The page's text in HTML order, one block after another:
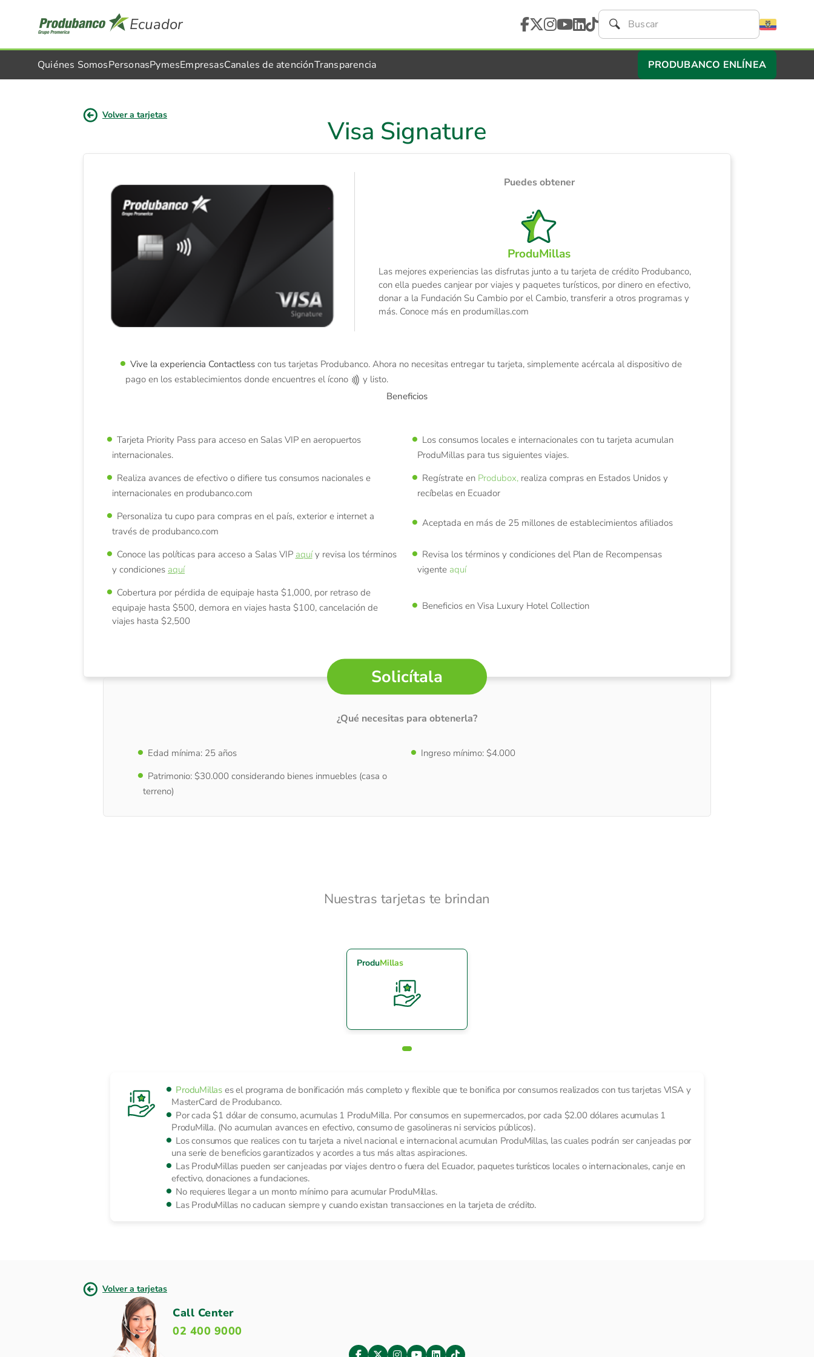
Ecuador
Quiénes SomosPersonasPymesEmpresasCanales de atenciónTransparencia PRODUBANCO ENLÍNEA
Volver a tarjetas
Visa Signature
Puedes obtener
ProduMillas
Las mejores experiencias las disfrutas junto a tu tarjeta de crédito Produbanco,
con ella puedes canjear por viajes y paquetes turísticos, por dinero en efectivo,
donar a la Fundación Su Cambio por el Cambio, transferir a otros programas y
más. Conoce más en produmillas.com
Vive la experiencia Contactless con tus tarjetas Produbanco. Ahora no necesitas entregar tu tarjeta, simplemente acércala al dispositivo de
pago en los establecimientos donde encuentres el ícono
y listo.
Beneficios
Tarjeta Priority Pass para acceso en Salas VIP en aeropuertos
internacionales.
Los consumos locales e internacionales con tu tarjeta acumulan
ProduMillas para tus siguientes viajes.
Realiza avances de efectivo o difiere tus consumos nacionales e
internacionales en produbanco.com
Regístrate en Produbox,realiza compras en Estados Unidos y
recíbelas en Ecuador
Personaliza tu cupo para compras en el país, exterior e internet a
través de produbanco.com
Aceptada en más de 25 millones de establecimientos afiliados
Conoce las políticas para acceso a Salas VIP aquíy revisa los términos
y condiciones aquí
Revisa los términos y condiciones del Plan de Recompensas
vigente aquí
Cobertura por pérdida de equipaje hasta $1,000, por retraso de
equipaje hasta $500, demora en viajes hasta $100, cancelación de
viajes hasta $2,500
Beneficios en Visa Luxury Hotel Collection
Solicítala
¿Qué necesitas para obtenerla?
Edad mínima: 25 años
Ingreso mínimo: $4.000
Patrimonio: $30.000 considerando bienes inmuebles (casa o
terreno)
Nuestras tarjetas te brindan
ProduMillas
ProduMillases el programa de bonificación más completo y flexible que te bonifica por consumos realizados con tus tarjetas VISA y
MasterCard de Produbanco.
Por cada $1 dólar de consumo, acumulas 1 ProduMilla. Por consumos en supermercados, por cada $2.00 dólares acumulas 1
ProduMilla. (No acumulan avances en efectivo, consumo de gasolineras ni servicios públicos).
Los consumos que realices con tu tarjeta a nivel nacional e internacional acumulan ProduMillas, las cuales podrán ser canjeadas por
una serie de beneficios garantizados y acordes a tus más altas aspiraciones.
Las ProduMillas pueden ser canjeadas por viajes dentro o fuera del Ecuador, paquetes turísticos locales o internacionales, canje en
efectivo, donaciones a fundaciones.
No requieres llegar a un monto mínimo para acumular ProduMillas.
Las ProduMillas no caducan siempre y cuando existan transacciones en la tarjeta de crédito.
Volver a tarjetas
Call Center
02 400 9000